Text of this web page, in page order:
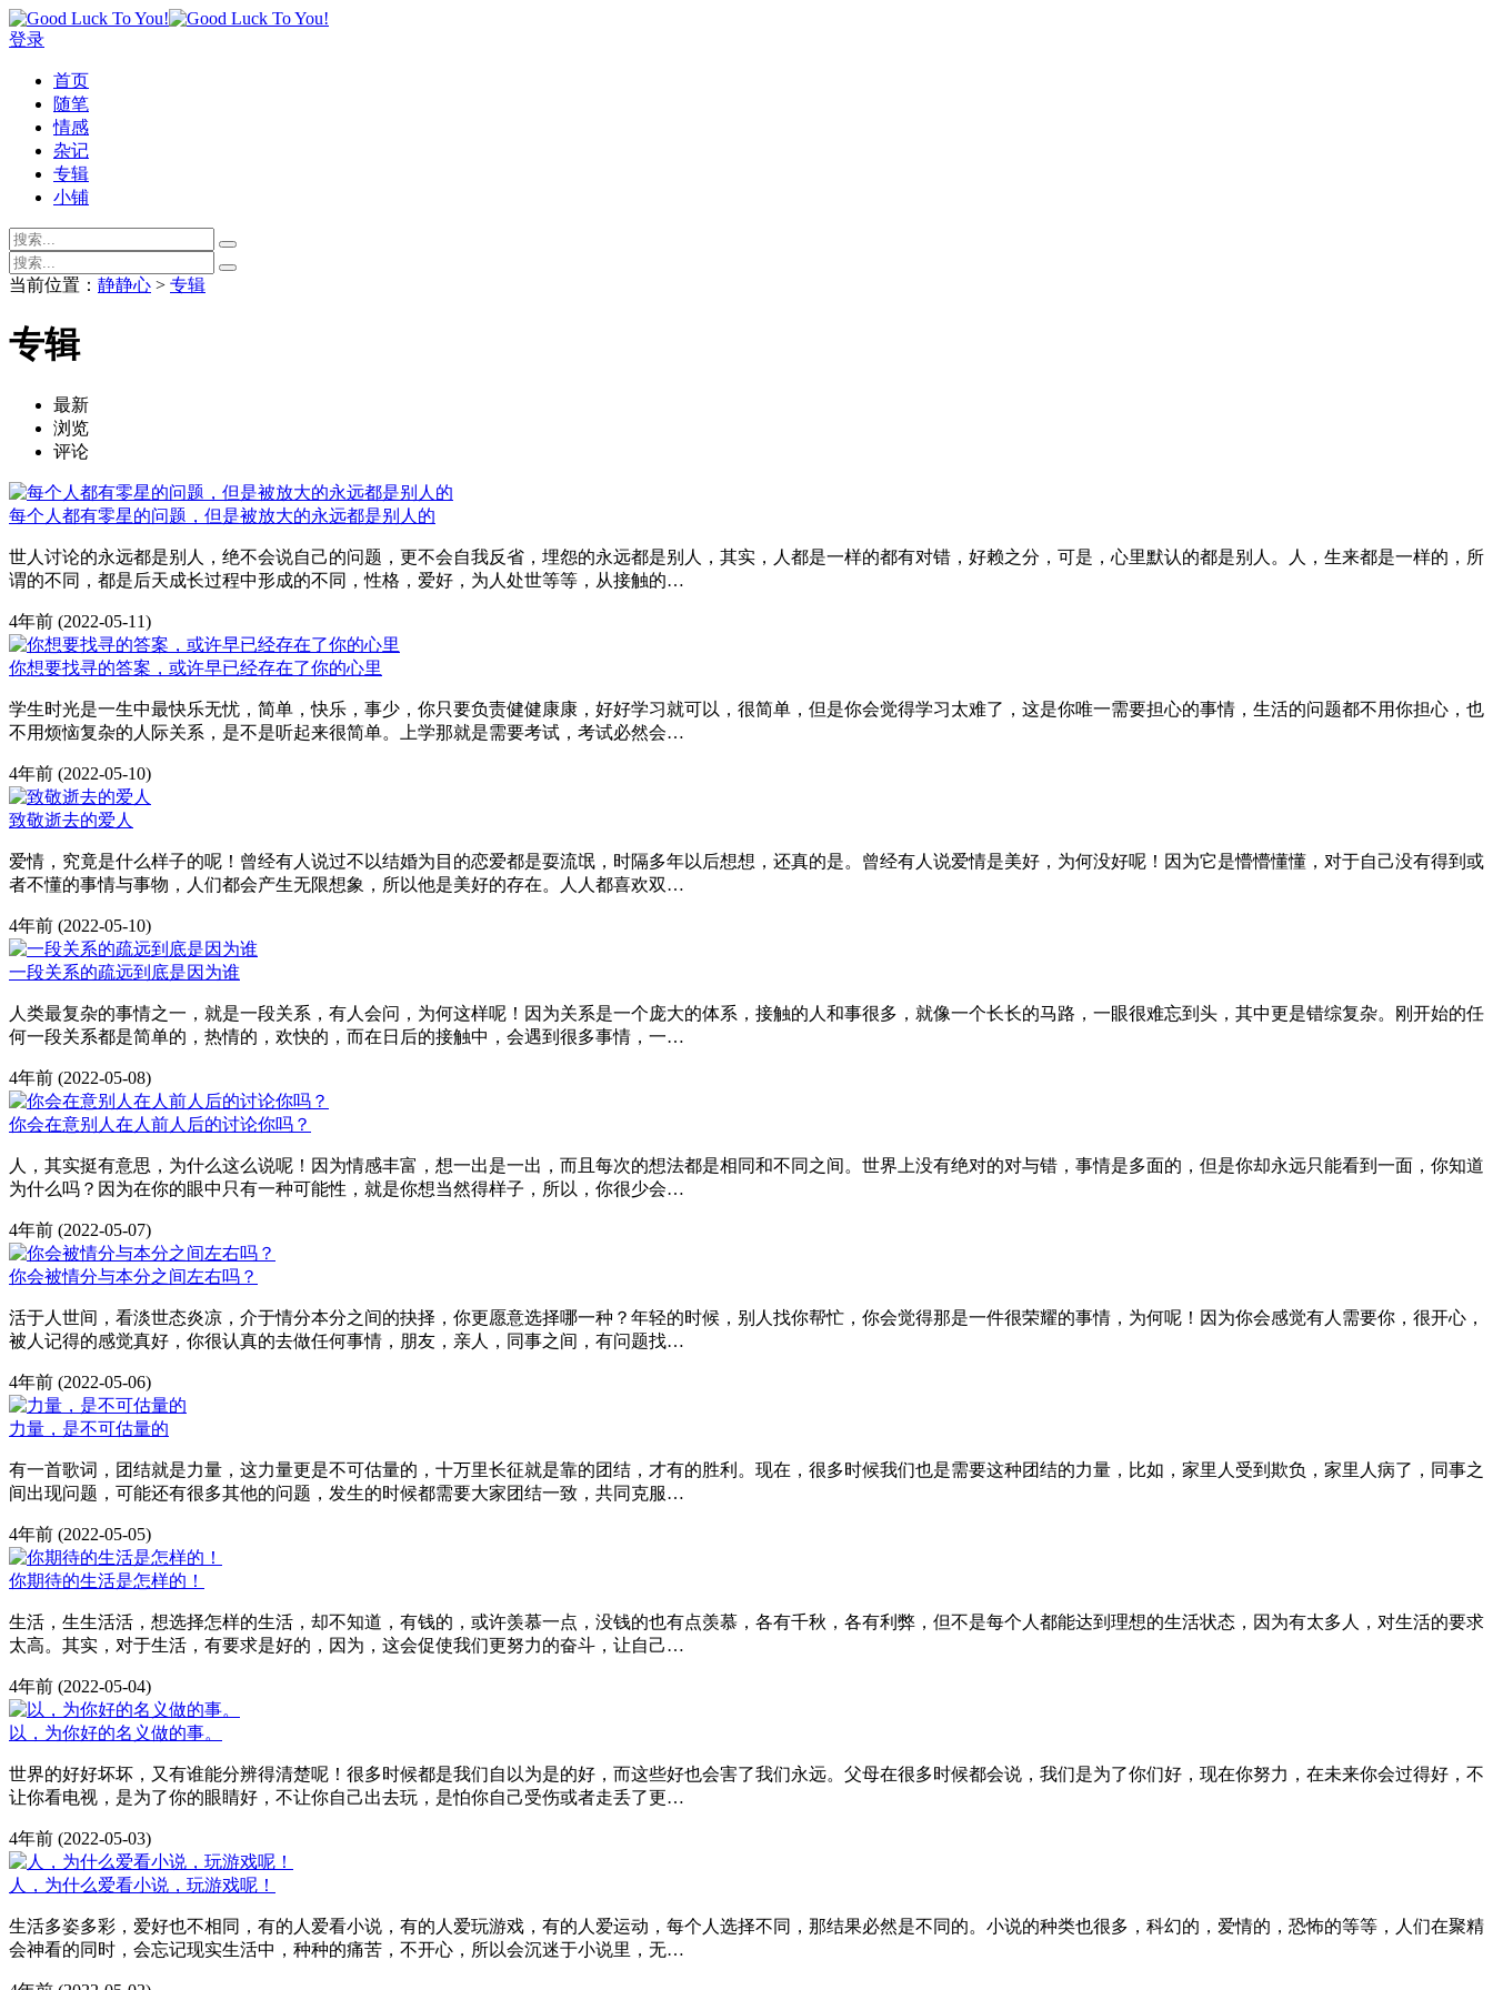
登录
首页
随笔
情感
杂记
专辑
小铺
当前位置： 静静心 > 专辑
专辑
最新
浏览
评论
每个人都有零星的问题，但是被放大的永远都是别人的
世人讨论的永远都是别人，绝不会说自己的问题，更不会自我反省，埋怨的永远都是别人，其实，人都是一样的都有对错，好赖之分，可是，心里默认的都是别人。人，生来都是一样的，所
谓的不同，都是后天成长过程中形成的不同，性格，爱好，为人处世等等，从接触的…
4年前 (2022-05-11)
你想要找寻的答案，或许早已经存在了你的心里
学生时光是一生中最快乐无忧，简单，快乐，事少，你只要负责健健康康，好好学习就可以，很简单，但是你会觉得学习太难了，这是你唯一需要担心的事情，生活的问题都不用你担心，也
不用烦恼复杂的人际关系，是不是听起来很简单。上学那就是需要考试，考试必然会…
4年前 (2022-05-10)
致敬逝去的爱人
爱情，究竟是什么样子的呢！曾经有人说过不以结婚为目的恋爱都是耍流氓，时隔多年以后想想，还真的是。曾经有人说爱情是美好，为何没好呢！因为它是懵懵懂懂，对于自己没有得到或
者不懂的事情与事物，人们都会产生无限想象，所以他是美好的存在。人人都喜欢双…
4年前 (2022-05-10)
一段关系的疏远到底是因为谁
人类最复杂的事情之一，就是一段关系，有人会问，为何这样呢！因为关系是一个庞大的体系，接触的人和事很多，就像一个长长的马路，一眼很难忘到头，其中更是错综复杂。刚开始的任
何一段关系都是简单的，热情的，欢快的，而在日后的接触中，会遇到很多事情，一…
4年前 (2022-05-08)
你会在意别人在人前人后的讨论你吗？
人，其实挺有意思，为什么这么说呢！因为情感丰富，想一出是一出，而且每次的想法都是相同和不同之间。世界上没有绝对的对与错，事情是多面的，但是你却永远只能看到一面，你知道
为什么吗？因为在你的眼中只有一种可能性，就是你想当然得样子，所以，你很少会…
4年前 (2022-05-07)
你会被情分与本分之间左右吗？
活于人世间，看淡世态炎凉，介于情分本分之间的抉择，你更愿意选择哪一种？年轻的时候，别人找你帮忙，你会觉得那是一件很荣耀的事情，为何呢！因为你会感觉有人需要你，很开心，
被人记得的感觉真好，你很认真的去做任何事情，朋友，亲人，同事之间，有问题找…
4年前 (2022-05-06)
力量，是不可估量的
有一首歌词，团结就是力量，这力量更是不可估量的，十万里长征就是靠的团结，才有的胜利。现在，很多时候我们也是需要这种团结的力量，比如，家里人受到欺负，家里人病了，同事之
间出现问题，可能还有很多其他的问题，发生的时候都需要大家团结一致，共同克服…
4年前 (2022-05-05)
你期待的生活是怎样的！
生活，生生活活，想选择怎样的生活，却不知道，有钱的，或许羡慕一点，没钱的也有点羡慕，各有千秋，各有利弊，但不是每个人都能达到理想的生活状态，因为有太多人，对生活的要求
太高。其实，对于生活，有要求是好的，因为，这会促使我们更努力的奋斗，让自己…
4年前 (2022-05-04)
以，为你好的名义做的事。
世界的好好坏坏，又有谁能分辨得清楚呢！很多时候都是我们自以为是的好，而这些好也会害了我们永远。父母在很多时候都会说，我们是为了你们好，现在你努力，在未来你会过得好，不
让你看电视，是为了你的眼睛好，不让你自己出去玩，是怕你自己受伤或者走丢了更…
4年前 (2022-05-03)
人，为什么爱看小说，玩游戏呢！
生活多姿多彩，爱好也不相同，有的人爱看小说，有的人爱玩游戏，有的人爱运动，每个人选择不同，那结果必然是不同的。小说的种类也很多，科幻的，爱情的，恐怖的等等，人们在聚精
会神看的同时，会忘记现实生活中，种种的痛苦，不开心，所以会沉迷于小说里，无…